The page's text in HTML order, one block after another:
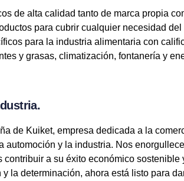
de alta calidad tanto de marca propia
para cubrir cualquier necesidad
para la industria alimentaria con
y grasas, climatización, fontanería y
de Kuiket, empresa dedicada a la
automoción y la industria. Nos
a su éxito económico
la determinación, ahora está listo para